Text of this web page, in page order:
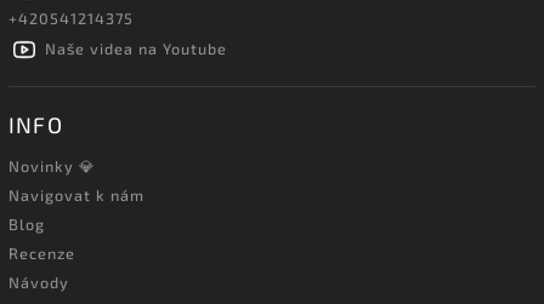
+420541214375
Naše videa na Youtube
INFO
Novinky 💎
Navigovat k nám
Blog
Recenze
Návody